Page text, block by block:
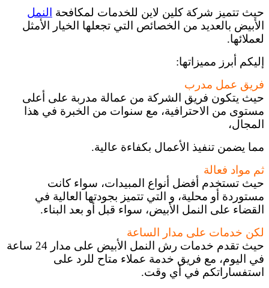
حيث تتميز شركة كلين لاين للخدمات لمكافحة
النمل
الأبيض بالعديد من الخصائص التي تجعلها الخيار الأمثل
لعملائها.
إليكم أبرز مميزاتها:
فريق عمل مدرب
حيث يتكون فريق الشركة من عمالة مدربة على أعلى
مستوى من الاحترافية، مع سنوات من الخبرة في هذا
المجال،
مما يضمن تنفيذ الأعمال بكفاءة عالية.
ثم مواد فعالة
حيث تستخدم أفضل أنواع المبيدات، سواء كانت
مستوردة أو محلية، و التي تتميز بجودتها العالية في
القضاء على النمل الأبيض، سواء قبل أو بعد البناء.
لكن خدمات على مدار الساعة
حيث تقدم خدمات رش النمل الأبيض على مدار 24 ساعة
في اليوم، مع فريق خدمة عملاء متاح للرد على
استفساراتكم في أي وقت.